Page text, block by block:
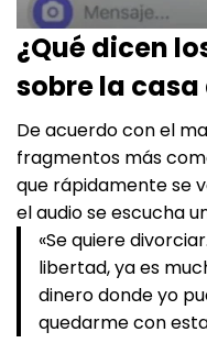
¿Qué dicen
sobre la
De acuerdo con el
fragmentos más
que rápidamente se
el audio se escucha
«Se quiere
libertad, ya es
dinero donde yo
quedarme con